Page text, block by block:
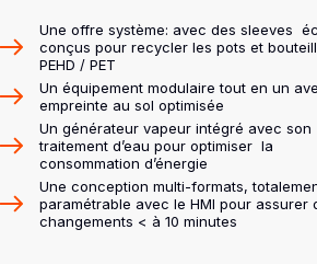
Une offre système: avec des sleeves
conçus pour recycler les pots et
PEHD / PET
Un équipement modulaire tout en un
empreinte au sol optimisée
Un générateur vapeur intégré avec son
traitement d’eau pour optimiser la
consommation d’énergie
Une conception multi-formats,
paramétrable avec le HMI pour assurer
changements < à 10 minutes